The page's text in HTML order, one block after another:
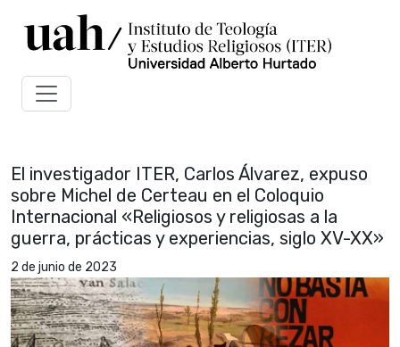
El investigador ITER, Carlos Álvarez, expuso
sobre Michel de Certeau en el Coloquio
Internacional «Religiosos y religiosas a la
guerra, prácticas y experiencias, siglo XV-XX»
2 de junio de 2023